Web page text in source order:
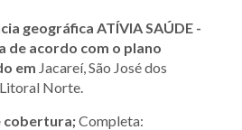
geográfica ATÍVIA SAÚDE -
de acordo com o plano
em Jacareí, São José dos
Norte.
cobertura;Completa: